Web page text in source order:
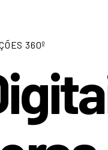
360º